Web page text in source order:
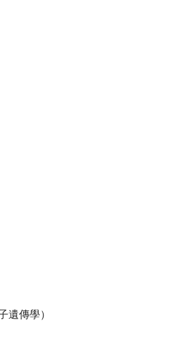
遺傳學）